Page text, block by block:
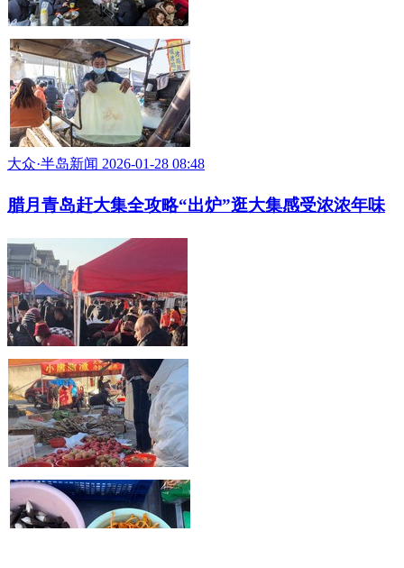
大众·半岛新闻 2026-01-28 08:48
腊月青岛赶大集全攻略“出炉”逛大集感受浓浓年味